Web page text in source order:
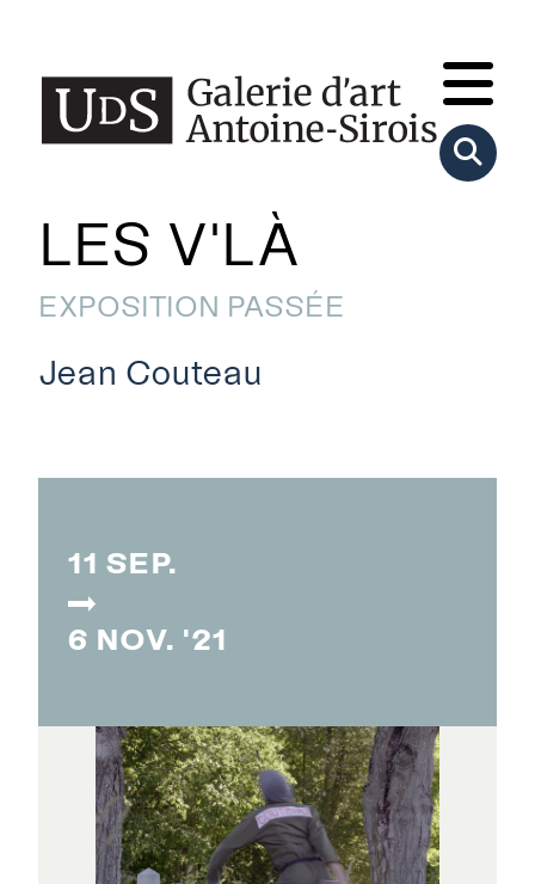
LES V'LÀ
EXPOSITION PASSÉE
Jean Couteau
11 SEP.
6 NOV. '21